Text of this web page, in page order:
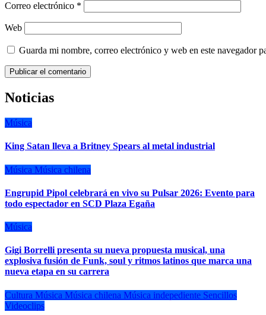
Correo electrónico *
Web
Guarda mi nombre, correo electrónico y web en este navegador
Noticias
Música
King Satan lleva a Britney Spears al metal industrial
Música Música chilena
Engrupid Pipol celebrará en vivo su Pulsar 2026: Evento para
todo espectador en SCD Plaza Egaña
Música
Gigi Borrelli presenta su nueva propuesta musical, una
explosiva fusión de Funk, soul y ritmos latinos que marca una
nueva etapa en su carrera
Cultura Música Música chilena Música indepediente Sencillos
Videoclips